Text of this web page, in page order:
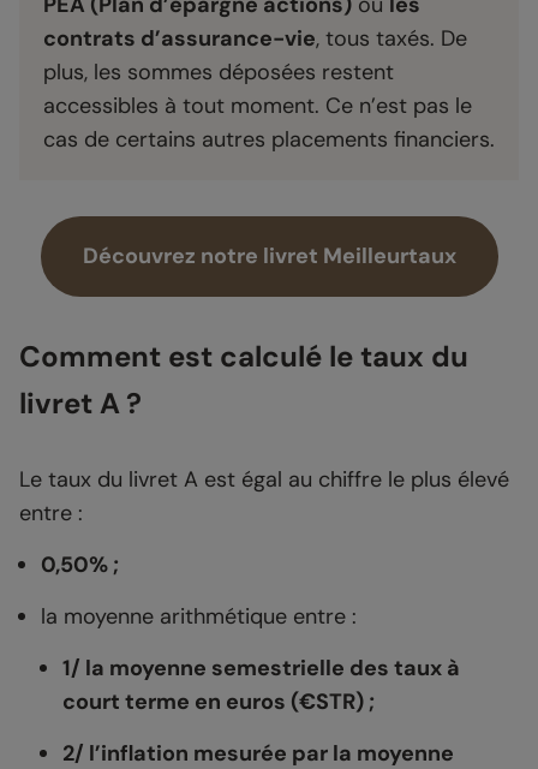
contrats d’assurance-vie, tous taxés. De
plus, les sommes déposées restent
accessibles à tout moment. Ce n’est pas le
cas de certains autres placements financiers.
Découvrez notre livret Meilleurtaux
Comment est calculé le taux du
livret A ?
Le taux du livret A est égal au chiffre le plus élevé
entre :
0,50% ;
la moyenne arithmétique entre :
1/ la moyenne semestrielle des taux à
court terme en euros (€STR) ;
2/ l’inflation mesurée par la moyenne